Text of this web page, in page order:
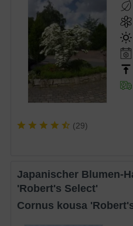
(29)
Japanischer Blumen-Hartriegel
'Robert's Select'
Cornus kousa